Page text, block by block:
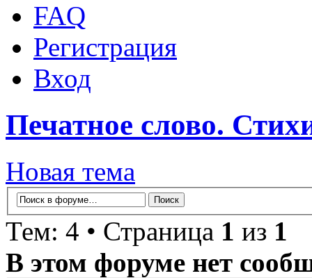
FAQ
Регистрация
Вход
Печатное слово.
Новая тема
Тем: 4 • Страница 1 из 1
В этом форуме нет